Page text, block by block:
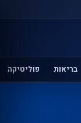
בריאות פוליטיקה